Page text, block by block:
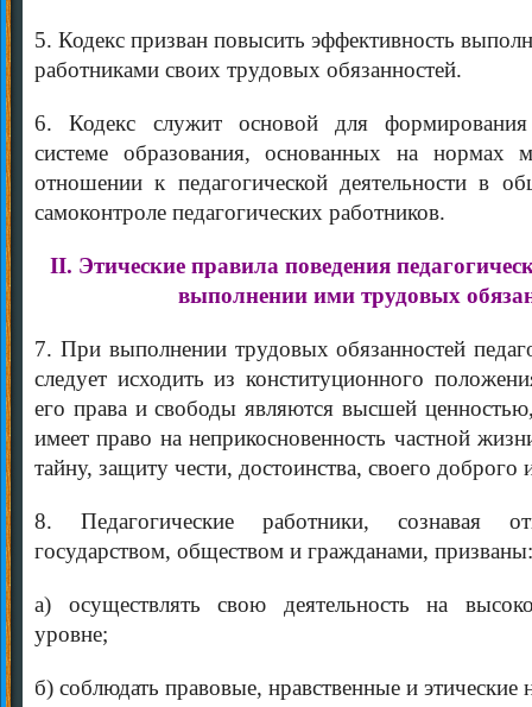
5. Кодекс призван повысить эффективность
работниками своих трудовых обязанностей.
6. Кодекс служит основой для
системе образования, основанных на нормах
отношении к педагогической деятельности в
самоконтроле педагогических работников.
II. Этические правила поведения
выполнении ими трудовых
7. При выполнении трудовых обязанностей
следует исходить из конституционного
его права и свободы являются высшей
имеет право на неприкосновенность частной
тайну, защиту чести, достоинства, своего доброго
8. Педагогические работники, сознавая
государством, обществом и гражданами, призваны:
а) осуществлять свою деятельность на
уровне;
б) соблюдать правовые, нравственные и